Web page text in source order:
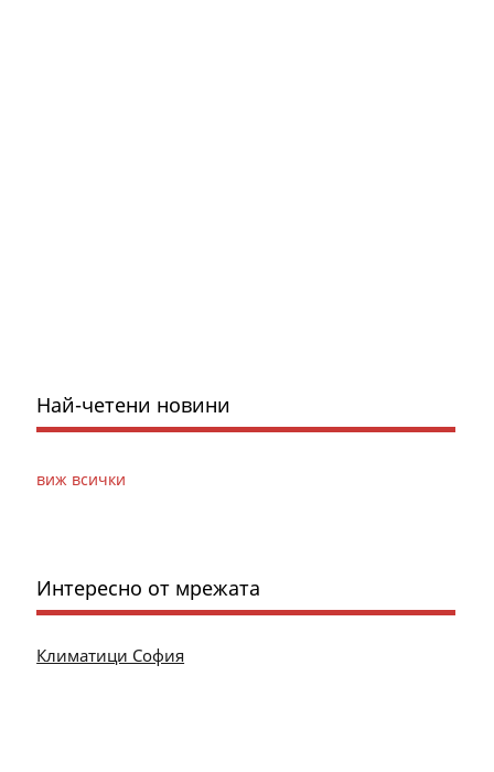
Най-четени новини
виж всички
Интересно от мрежата
Климатици София